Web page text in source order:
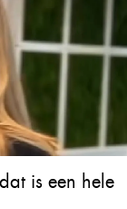
is een hele